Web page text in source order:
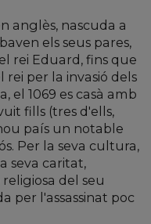
anglès, nascuda a
els seus pares,
rei Eduard, fins que
per la invasió dels
el 1069 es casà amb
fills (tres d'ells,
país un notable
Per la seva cultura,
seva caritat,
del seu
per l'assassinat poc